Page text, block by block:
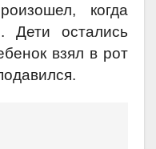
когда
Дети остались
взял в рот